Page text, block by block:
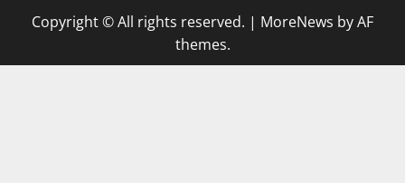
Copyright © All rights reserved. | MoreNews by AF
themes.